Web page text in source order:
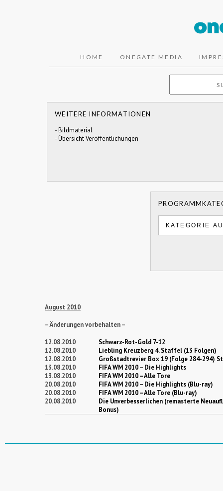
HOME ONEGATE MEDIA
WEITERE INFORMATIONEN
-Bildmaterial
-Übersicht Veröffentlichungen
August 2010
– Änderungen vorbehalten –
12.08.2010
Schwarz-Rot-Gold 7-12
12.08.2010
Liebling Kreuzberg 4. Staffel (13 Folgen)
12.08.2010
Großstadtrevier Box 19 (Folge 284-294)
13.08.2010
FIFA WM 2010 – Die Highlights
13.08.2010
FIFA WM 2010 – Alle Tore
20.08.2010
FIFA WM 2010 – Die Highlights (Blu-ray)
20.08.2010
FIFA WM 2010 – Alle Tore (Blu-ray)
20.08.2010
Die Unverbesserlichen (remasterte
Bonus)